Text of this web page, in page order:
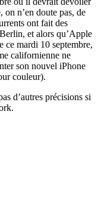
n’en doute pas, de
ont fait des
et alors qu’Apple
ce mardi 10 septembre,
californienne ne
son nouvel iPhone
couleur).
d’autres précisions si